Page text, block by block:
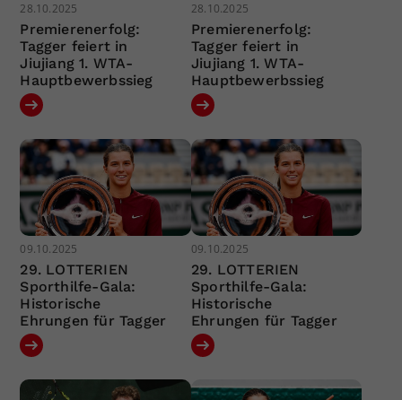
28.10.2025
Premierenerfolg:
Tagger feiert in
Jiujiang 1. WTA-
Hauptbewerbssieg
28.10.2025
Premierenerfolg:
Tagger feiert in
Jiujiang 1. WTA-
Hauptbewerbssieg
09.10.2025
29. LOTTERIEN
Sporthilfe-Gala:
Historische
Ehrungen für Tagger
09.10.2025
29. LOTTERIEN
Sporthilfe-Gala:
Historische
Ehrungen für Tagger